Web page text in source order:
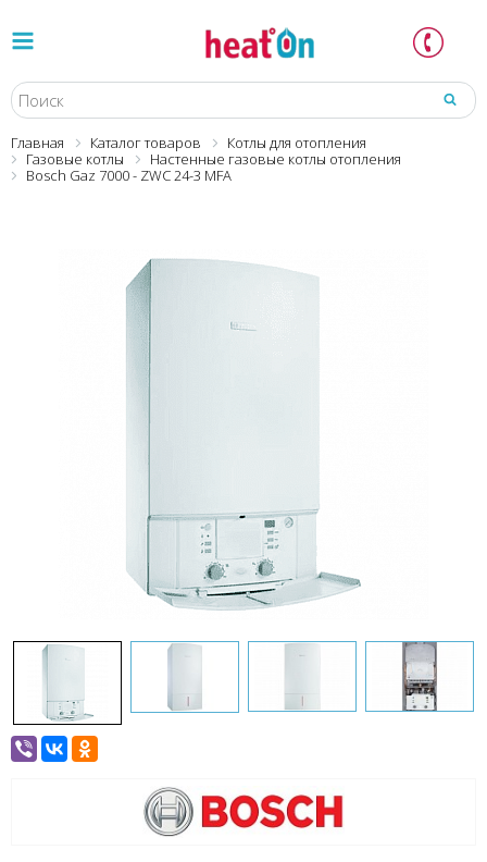
Главная Каталог товаров
Котлы для отопления
Газовые котлы
Настенные газовые котлы отопления
Bosch Gaz 7000 - ZWC 24-3 MFA